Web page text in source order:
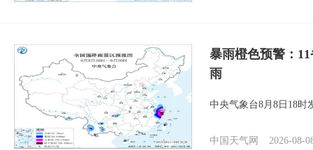
暴雨橙色预警：
雨
中央气象台8月8日18时
中国天气网 2026-08-